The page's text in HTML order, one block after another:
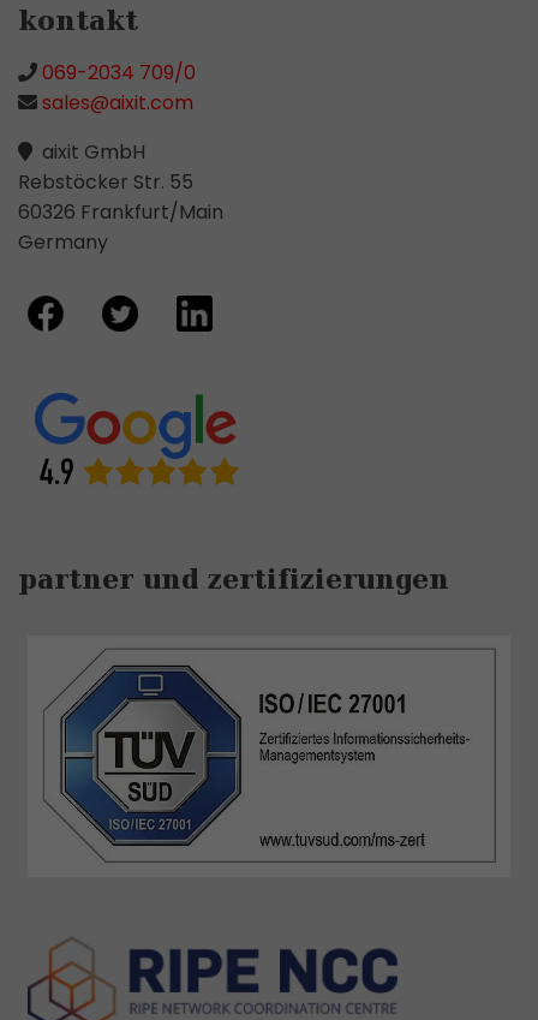
kontakt
069-2034 709/0
sales@aixit.com
aixit GmbH
Rebstöcker Str. 55
60326 Frankfurt/Main
Germany
partner und zertifizierungen